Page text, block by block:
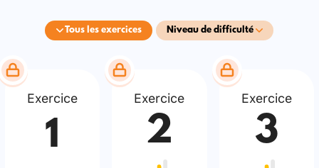
Tous les exercices Niveau de difficulté
Exercice
1
Exercice
2
Exercice
3